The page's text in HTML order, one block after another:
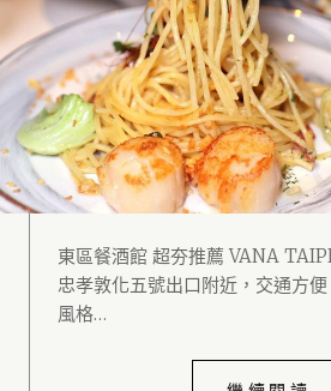
東區餐酒館 超夯推薦 VANA
忠孝敦化五號出口附近，交通方
風格…